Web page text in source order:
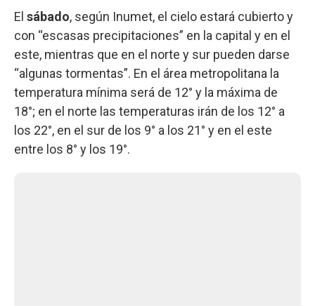
El sábado, según Inumet, el cielo estará cubierto y
con “escasas precipitaciones” en la capital y en el
este, mientras que en el norte y sur pueden darse
“algunas tormentas”. En el área metropolitana la
temperatura mínima será de 12° y la máxima de
18°; en el norte las temperaturas irán de los 12° a
los 22°, en el sur de los 9° a los 21° y en el este
entre los 8° y los 19°.